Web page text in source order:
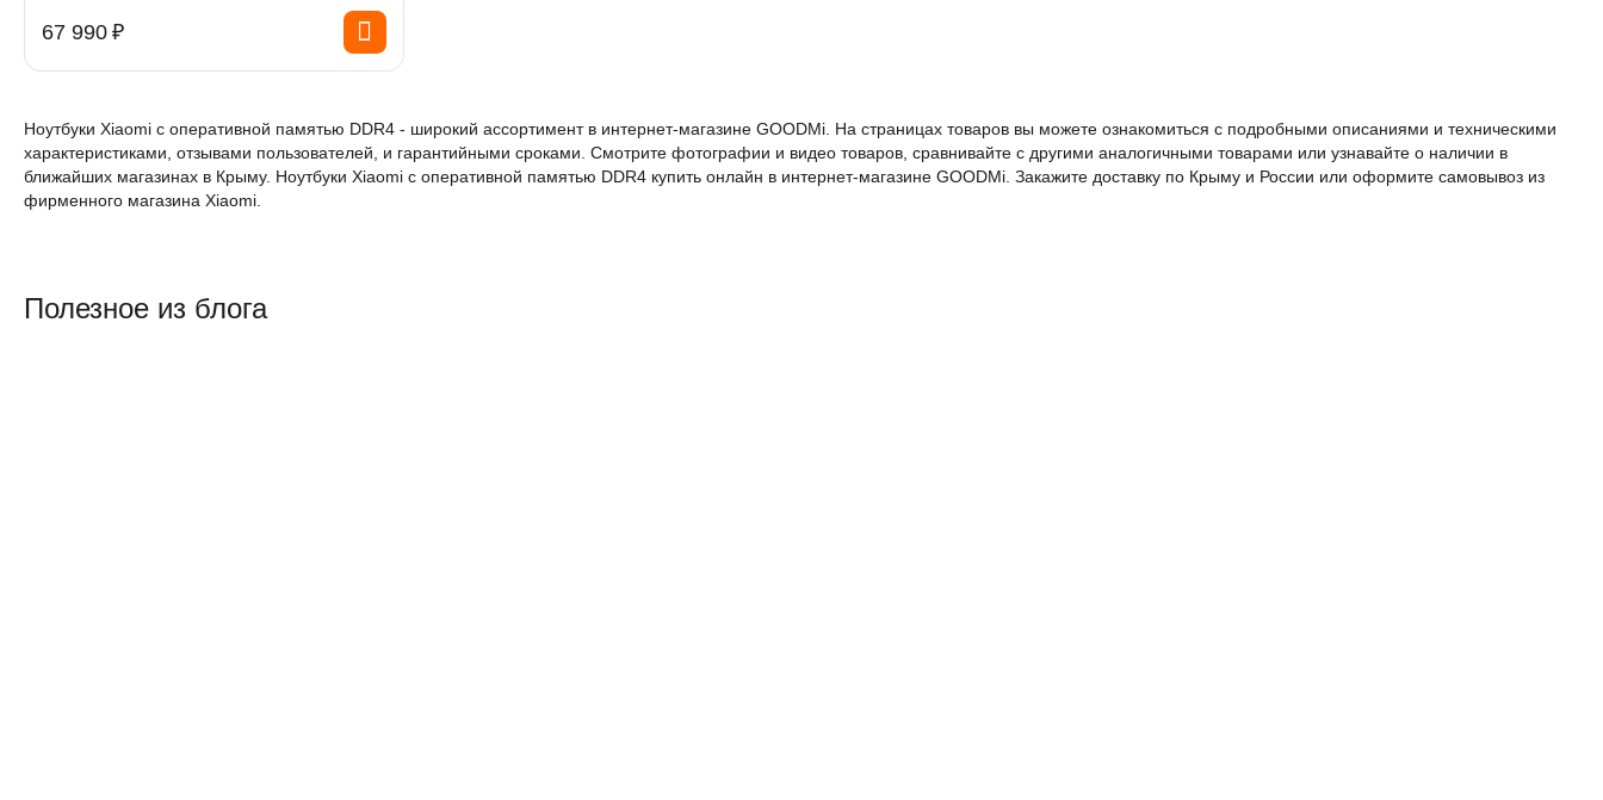
67 990 ₽
Ноутбуки Xiaomi с оперативной памятью DDR4 - широкий ассортимент в интернет-магазине GOODMi. На страницах товаров вы можете ознакомиться с подробными описаниями и техническими
характеристиками, отзывами пользователей, и гарантийными сроками. Смотрите фотографии и видео товаров, сравнивайте с другими аналогичными товарами или узнавайте о наличии в
ближайших магазинах в Крыму. Ноутбуки Xiaomi с оперативной памятью DDR4 купить онлайн в интернет-магазине GOODMi. Закажите доставку по Крыму и России или оформите самовывоз из
фирменного магазина Xiaomi.
Полезное из блога